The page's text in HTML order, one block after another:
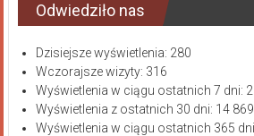
Odwiedziło nas
Dzisiejsze wyświetlenia: 280
Wczorajsze wizyty: 316
Wyświetlenia w ciągu ostatnich 7 dni:
Wyświetlenia z ostatnich 30 dni: 14 869
Wyświetlenia w ciągu ostatnich 365